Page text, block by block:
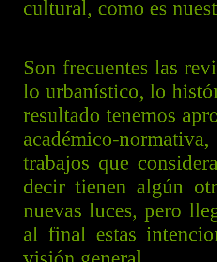
cultural, como es
Son frecuentes las
lo urbanístico, lo
resultado tenemos
académico-
trabajos que
decir tienen algún
nuevas luces, pero
al final estas